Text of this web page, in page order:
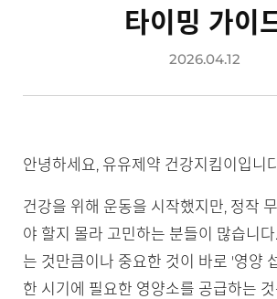
타이밍 가이
2026.04.12
안녕하세요, 유유제약 건강지킴이입니
건강을 위해 운동을 시작했지만, 정작
야 할지 몰라 고민하는 분들이 많습니다
는 것만큼이나 중요한 것이 바로 '영양
한 시기에 필요한 영양소를 공급하는